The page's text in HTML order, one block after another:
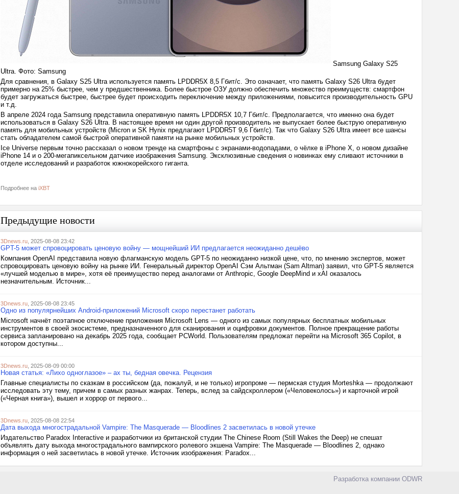
Samsung Galaxy S25
Ultra. Фото: Samsung
Для сравнения, в Galaxy S25 Ultra используется память LPDDR5X 8,5 Гбит/с. Это означает, что память Galaxy S26 Ultra будет
примерно на 25% быстрее, чем у предшественника. Более быстрое ОЗУ должно обеспечить множество преимуществ: смартфон
будет загружаться быстрее, быстрее будет происходить переключение между приложениями, повысится производительность GPU
и т.д.
В апреле 2024 года Samsung представила оперативную память LPDDR5X 10,7 Гбит/с. Предполагается, что именно она будет
использоваться в Galaxy S26 Ultra. В настоящее время ни один другой производитель не выпускает более быструю оперативную
память для мобильных устройств (Micron и SK Hynix предлагают LPDDR5T 9,6 Гбит/с). Так что Galaxy S26 Ultra имеет все шансы
стать обладателем самой быстрой оперативной памяти на рынке мобильных устройств.
Ice Universe первым точно рассказал о новом тренде на смартфоны с экранами-водопадами, о чёлке в iPhone X, о новом дизайне
iPhone 14 и о 200-мегапиксельном датчике изображения Samsung. Эксклюзивные сведения о новинках ему сливают источники в
отделе исследований и разработок южнокорейского гиганта.
Подробнее на iXBT
Предыдущие новости
3Dnews.ru , 2025-08-08 23:42
GPT-5 может спровоцировать ценовую войну — мощнейший ИИ предлагается неожиданно дешёво
Компания OpenAI представила новую флагманскую модель GPT-5 по неожиданно низкой цене, что, по мнению экспертов, может
спровоцировать ценовую войну на рынке ИИ. Генеральный директор OpenAI Сэм Альтман (Sam Altman) заявил, что GPT-5 является
«лучшей моделью в мире», хотя её преимущество перед аналогами от Anthropic, Google DeepMind и xAI оказалось
незначительным. Источник...
3Dnews.ru , 2025-08-08 23:45
Одно из популярнейших Android-приложений Microsoft скоро перестанет работать
Microsoft начнёт поэтапное отключение приложения Microsoft Lens — одного из самых популярных бесплатных мобильных
инструментов в своей экосистеме, предназначенного для сканирования и оцифровки документов. Полное прекращение работы
сервиса запланировано на декабрь 2025 года, сообщает PCWorld. Пользователям предложат перейти на Microsoft 365 Copilot, в
котором доступны...
3Dnews.ru , 2025-08-09 00:00
Новая статья: «Лихо одноглазое» – ах ты, бедная овечка. Рецензия
Главные специалисты по сказкам в российском (да, пожалуй, и не только) игропроме — пермская студия Morteshka — продолжают
исследовать эту тему, причем в самых разных жанрах. Теперь, вслед за сайдскроллером («Человеколось») и карточной игрой
(«Черная книга»), вышел и хоррор от первого...
3Dnews.ru , 2025-08-08 22:54
Дата выхода многострадальной Vampire: The Masquerade — Bloodlines 2 засветилась в новой утечке
Издательство Paradox Interactive и разработчики из британской студии The Chinese Room (Still Wakes the Deep) не спешат
объявлять дату выхода многострадального вампирского ролевого экшена Vampire: The Masquerade — Bloodlines 2, однако
информация о ней засветилась в новой утечке. Источник изображения: Paradox...
Разработка компании ODWR